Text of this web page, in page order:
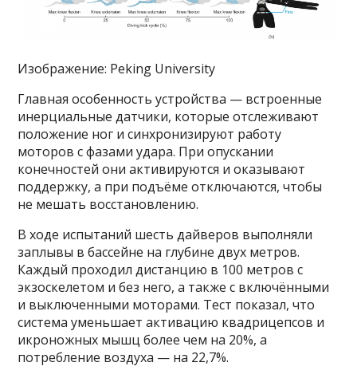
Изображение: Peking University
Главная особенность устройства — встроенные
инерциальные датчики, которые отслеживают
положение ног и синхронизируют работу
моторов с фазами удара. При опускании
конечностей они активируются и оказывают
поддержку, а при подъёме отключаются, чтобы
не мешать восстановлению.
В ходе испытаний шесть дайверов выполняли
заплывы в бассейне на глубине двух метров.
Каждый проходил дистанцию в 100 метров с
экзоскелетом и без него, а также с включёнными
и выключенными моторами. Тест показал, что
система уменьшает активацию квадрицепсов и
икроножных мышц более чем на 20%, а
потребление воздуха — на 22,7%.